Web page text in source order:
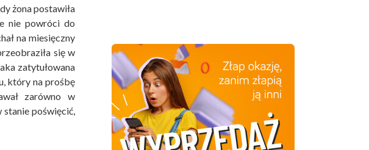
żona postawiła
nie powróci do
na miesięczny
się w
zatytułowana
który na prośbę
zarówno w
poświęcić,